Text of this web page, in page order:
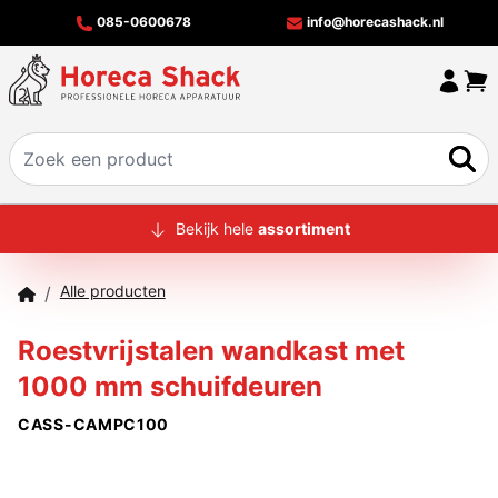
085-0600678 info@horecashack.nl
HOME
MERKEN
OFFERTECHECKER
Bekijk hele assortiment
/ Alle producten
Roestvrijstalen wandkast met
1000 mm schuifdeuren
CASS-CAMPC100